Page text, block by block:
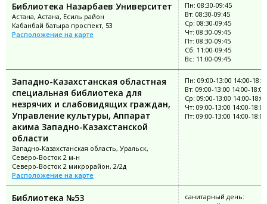
Библиотека Назарбаев Университет
Астана, Астана, Есиль район
Кабанбай батыра проспект, 53
Расположение на карте
Пн: 08:30-09:45
Вт: 08:30-09:45
Ср: 08:30-09:45
Чт: 08:30-09:45
Пт: 08:30-09:45
Сб: 11:00-09:45
Вс: 11:00-09:45
Западно-Казахстанская областная
специальная библиотека для
незрячих и слабовидящих граждан,
Управление культуры, Аппарат
акима Западно-Казахстанской
области
Западно-Казахстанская область, Уральск,
Северо-Восток 2 м-н
Северо-Восток 2 микрорайон, 2/2д
Расположение на карте
Пн: 09:00-13:00 14:00-
Вт: 09:00-13:00 14:00-18:00
Ср: 09:00-13:00 14:00-18:00
Чт: 09:00-13:00 14:00-18:00
Пт: 09:00-13:00 14:00-18:00
Библиотека №53
санитарный день: